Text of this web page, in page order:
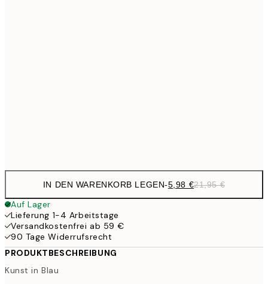
IN DEN WARENKORB LEGEN-5,98 €21,95 €
Auf Lager
Lieferung 1-4 Arbeitstage
Versandkostenfrei ab 59 €
90 Tage Widerrufsrecht
PRODUKTBESCHREIBUNG
Kunst in Blau